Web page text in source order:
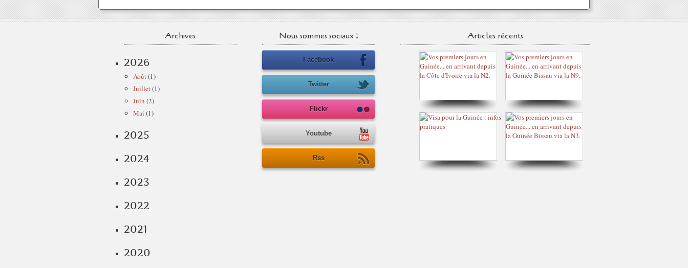
Archives
2026
Août(1)
Juillet(1)
Juin (2)
Mai (1)
2025
2024
2023
2022
2021
2020
Nous sommes sociaux !
Facebook
Twitter
Flickr
Youtube
Rss
Articles récents